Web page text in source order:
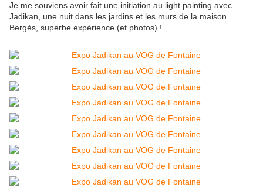
Je me souviens avoir fait une initiation au light painting avec
Jadikan, une nuit dans les jardins et les murs de la maison
Bergès, superbe expérience (et photos) !